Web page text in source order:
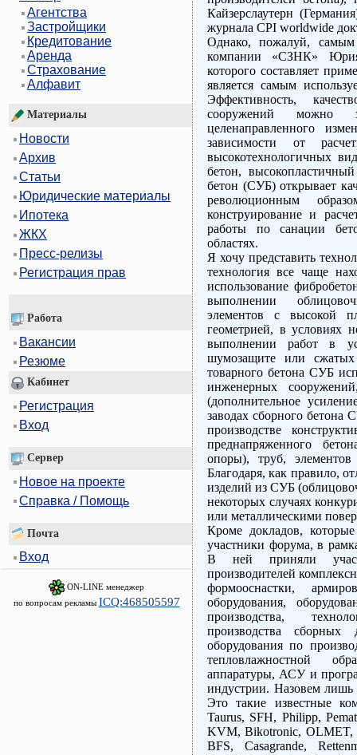
Агентства
Застройщики
Кредитование
Аренда
Страхование
Алфавит
Материалы
Новости
Архив
Статьи
Юридические материалы
Ипотека
ЖКХ
Пресс-релизы
Регистрация прав
Работа
Вакансии
Резюме
Кабинет
Регистрация
Вход
Сервер
Новое на проекте
Справка / Помощь
Почта
Вход
ON-LINE менеджер
по вопросам рекламы ICQ:468505597
Кайзерслаутерн
журнала CPI worldwide
Однако, пожалуй, самым
компании «СЗНК» Юрия
которого составляет
является самым
Эффективность,
сооружений можно
целенаправленного
зависимости от
высокотехнологичных
бетон,
бетон (СУБ) открывает
революционным
конструирование и
работы по санации
областях.
Я хочу представить
технология все чаще
использование
выполнении
элементов с высокой
геометрией, в условиях
выполнении работ в
шумозащите или
товарного бетона СУБ
инженерных
(дополнительное
заводах сборного бетона
производстве
преднапряженного
опоры), труб,
Благодаря, как правило,
изделий из СУБ
некоторых случаях
или металлическими
Кроме докладов,
участники форума, в
В ней приняли
производителей
формооснастки,
оборудования,
производства,
производства
оборудования по
тепловлажностной
аппаратуры, АСУ и
индустрии. Назовем лишь
Это такие известные
Taurus, SFH, Philipp,
KVM, Bikotronic, OLMET,
BFS, Casagrande,